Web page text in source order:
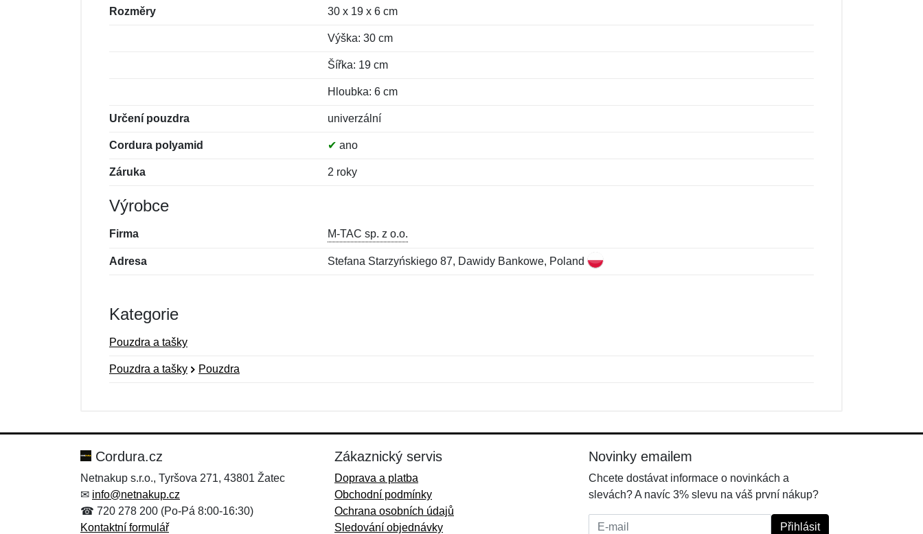
Rozměry 30 x 19 x 6 cm
Výška: 30 cm
Šířka: 19 cm
Hloubka: 6 cm
Určení pouzdra univerzální
Cordura polyamid ✔ ano
Záruka 2 roky
Výrobce
Firma M-TAC sp. z o.o.
Adresa Stefana Starzyńskiego 87, Dawidy Bankowe, Poland
Kategorie
Pouzdra a tašky
Pouzdra a tašky Pouzdra
Zpráva*
Zpráva*
Cordura.cz
Netnakup s.r.o., Tyršova 271, 43801 Žatec
✉ info@netnakup.cz
☎ 720 278 200 (Po-Pá 8:00-16:30)
Kontaktní formulář
Zákaznický servis
Doprava a platba
Obchodní podmínky
Ochrana osobních údajů
Sledování objednávky
Novinky emailem
Chcete dostávat informace o novinkách a
slevách? A navíc 3% slevu na váš první nákup?
E-mail: Přihlásit